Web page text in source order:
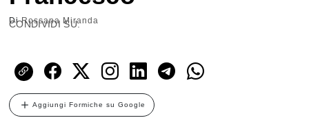
DiRossana Miranda
CONDIVIDI SU:
Aggiungi Formiche su Google